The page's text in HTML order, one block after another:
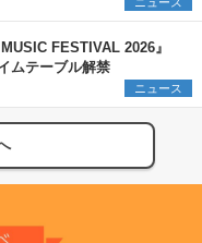
FESTIVAL 2026』
ムテーブル解禁
ニュース